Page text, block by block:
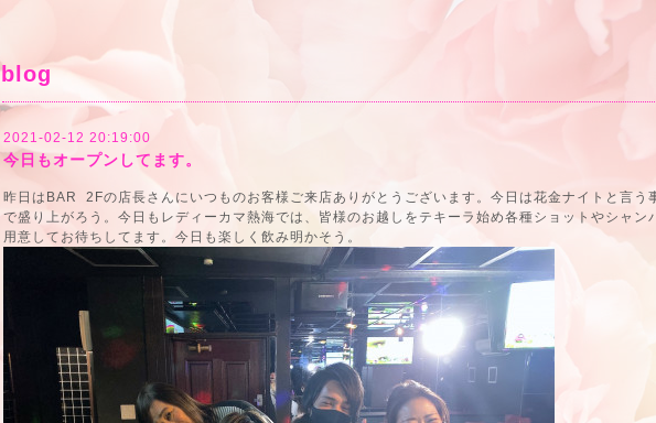
blog
2021-02-12 20:19:00
今日もオープンしてます。
昨日はBAR 2Fの店長さんにいつものお客様ご来店ありがとうございます。今日は花金ナイトと言う
で盛り上がろう。今日もレディーカマ熱海では、皆様のお越しをテキーラ始め各種ショットやシャン
用意してお待ちしてます。今日も楽しく飲み明かそう。